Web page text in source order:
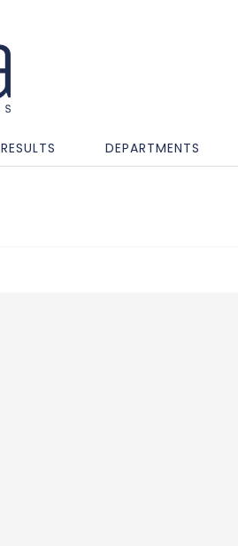
RESULTS DEPARTMENTS